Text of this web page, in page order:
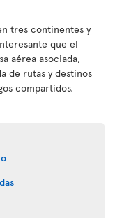
tres continentes y
que el
aérea asociada,
de rutas y destinos
compartidos.